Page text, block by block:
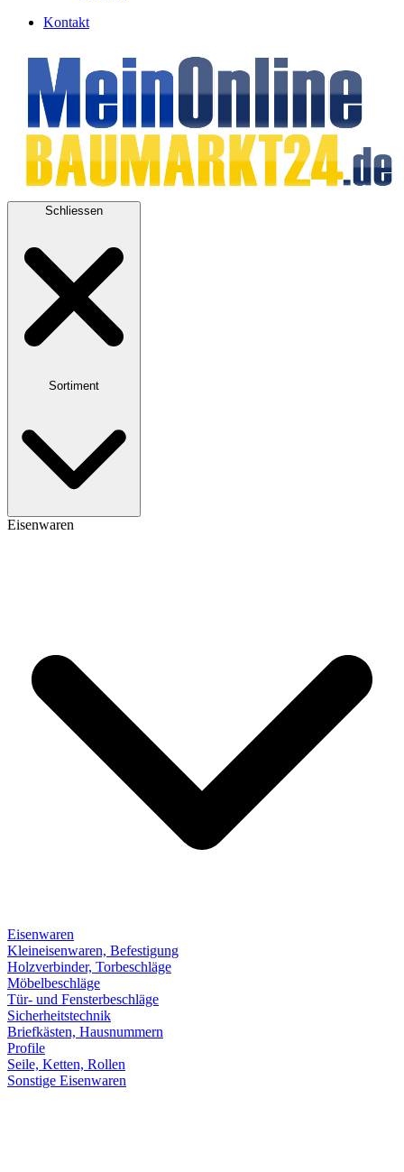
Kontakt
Schliessen
Sortiment
Eisenwaren
Eisenwaren
Kleineisenwaren, Befestigung
Holzverbinder, Torbeschläge
Möbelbeschläge
Tür- und Fensterbeschläge
Sicherheitstechnik
Briefkästen, Hausnummern
Profile
Seile, Ketten, Rollen
Sonstige Eisenwaren